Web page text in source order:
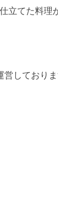
立てた料理
営しておりま